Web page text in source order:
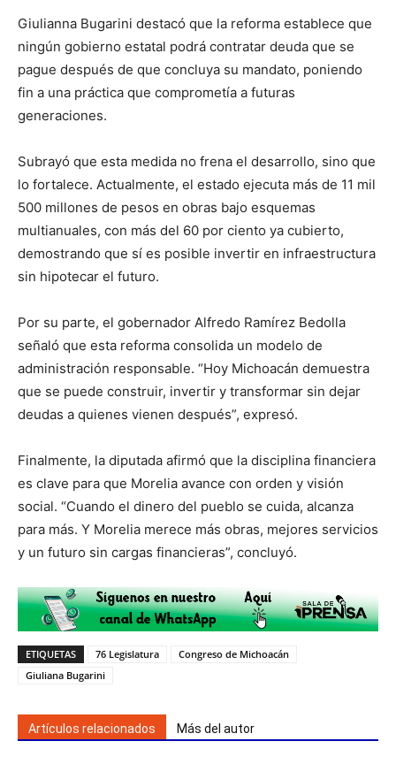
Giulianna Bugarini destacó que la reforma establece que
ningún gobierno estatal podrá contratar deuda que se
pague después de que concluya su mandato, poniendo
fin a una práctica que comprometía a futuras
generaciones.
Subrayó que esta medida no frena el desarrollo, sino que
lo fortalece. Actualmente, el estado ejecuta más de 11 mil
500 millones de pesos en obras bajo esquemas
multianuales, con más del 60 por ciento ya cubierto,
demostrando que sí es posible invertir en infraestructura
sin hipotecar el futuro.
Por su parte, el gobernador Alfredo Ramírez Bedolla
señaló que esta reforma consolida un modelo de
administración responsable. “Hoy Michoacán demuestra
que se puede construir, invertir y transformar sin dejar
deudas a quienes vienen después”, expresó.
Finalmente, la diputada afirmó que la disciplina financiera
es clave para que Morelia avance con orden y visión
social. “Cuando el dinero del pueblo se cuida, alcanza
para más. Y Morelia merece más obras, mejores servicios
y un futuro sin cargas financieras”, concluyó.
ETIQUETAS 76 Legislatura
Congreso de Michoacán
Giuliana Bugarini
Artículos relacionados Más del autor